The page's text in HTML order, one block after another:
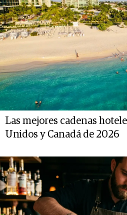
Las mejores cadenas
Unidos y Canadá de 2026